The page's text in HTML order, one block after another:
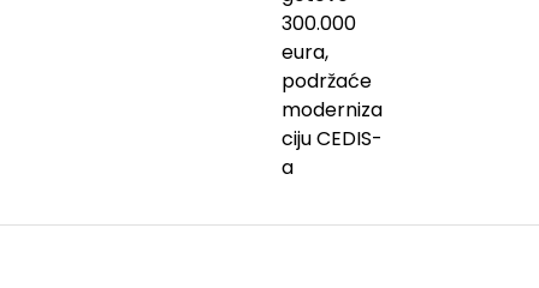
300.000
eura,
podržaće
moderniza
ciju CEDIS-
a